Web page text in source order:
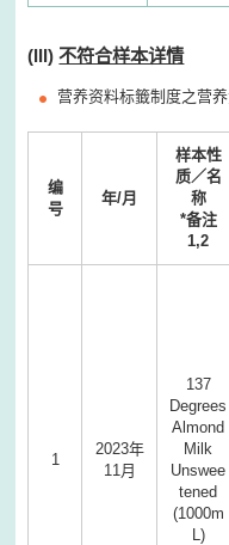
(III) 不符合样本详情
营养资料标籤制度之营
编
号
年/月
样本性
质／名
称
*备注
1,2
1
2023年
11 月
137
Degrees
Almond
Milk
Unswee
tened
(1000m
L)